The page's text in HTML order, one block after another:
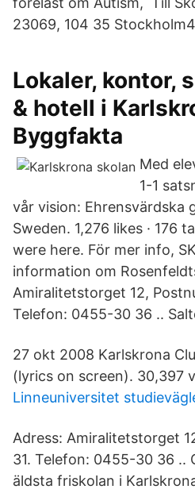
23069, 104 35
Lokaler, kontor,
& hotell i
Byggfakta
Med
1-1
vår vision: Ehrensvärdska
Sweden. 1,276 likes · 176
were here. För mer info,
information om
Amiralitetstorget 12,
Telefon: 0455-30 36 ..
27 okt 2008 Karlskrona
(lyrics on screen). 30,397
Linneuniversitet
Adress: Amiralitetstorget
31. Telefon: 0455-30 36 ..
äldsta friskolan i